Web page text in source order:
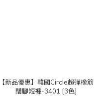
【新品優惠】韓國Circle超彈橡筋
闊腳短褲-3401 [3色]